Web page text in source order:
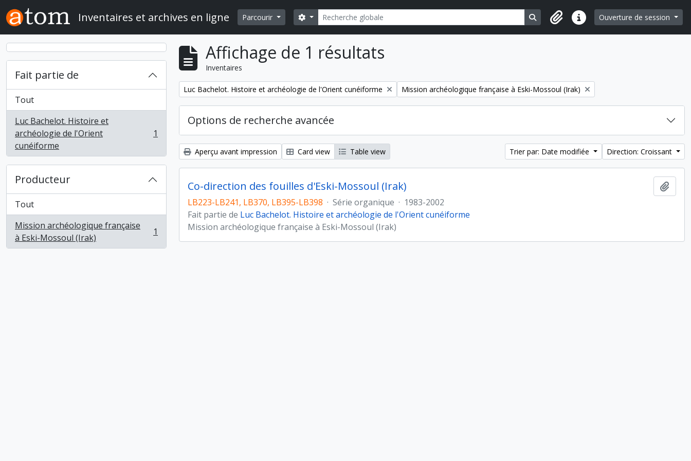
Skip to main content
Inventaires et archives en ligne Parcourir Rechercher
Search options Search in browse page
Liens rapidesOuverture de session
Fait partie de
Tout
Luc Bachelot. Histoire et
archéologie de l'Orient
cunéiforme
, 1 résultats 1
Producteur
Tout
Mission archéologique française
à Eski-Mossoul (Irak)
, 1 résultats 1
Affichage de 1 résultats
Inventaires
Remove filter:
Luc Bachelot. Histoire et archéologie de l'Orient cunéiforme Remove filter:
Mission archéologique française à Eski-Mossoul (Irak)
Options de recherche avancée
Aperçu avant impression Card view Table view Trier par: Date modifiée Direction: Croissant
Co-direction des fouilles d'Eski-Mossoul (Irak)
LB223-LB241, LB370, LB395-LB398 · Série organique · 1983-2002
Fait partie de Luc Bachelot. Histoire et archéologie de l'Orient cunéiforme
Mission archéologique française à Eski-Mossoul (Irak)